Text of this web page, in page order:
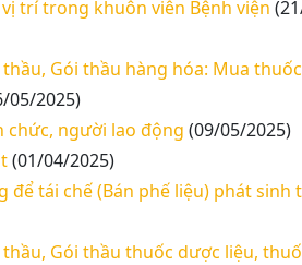
trí trong khuôn viên Bệnh viện
Gói thầu hàng hóa: Mua
05/2025)
chức, người lao động (09/05/2025)
(01/04/2025)
tái chế (Bán phế liệu) phát sinh
Gói thầu thuốc dược liệu,